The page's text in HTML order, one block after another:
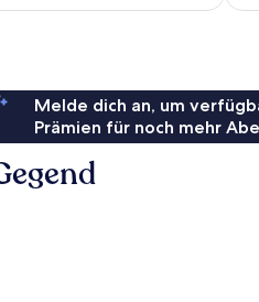
Melde dich an, um
Prämien für noch mehr